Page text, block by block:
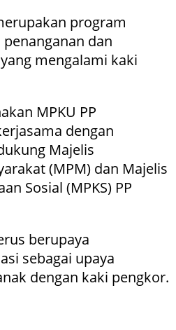
program
dan
mengalami kaki
MPKU PP
dengan
Majelis
(MPM) dan Majelis
Sosial (MPKS) PP
berupaya
sebagai upaya
dengan kaki pengkor.